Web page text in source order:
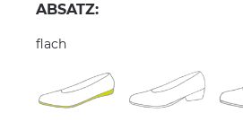
ABSATZ:
flach